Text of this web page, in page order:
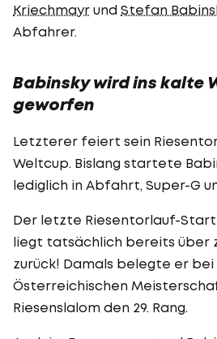
Kriechmayr und Stefan
Abfahrer.
Babinsky wird ins kalte
geworfen
Letzterer feiert sein
Weltcup. Bislang startete
lediglich in Abfahrt, Super-G
Der letzte Riesentorlauf-Start
liegt tatsächlich bereits über
zurück! Damals belegte er bei
Österreichischen
Riesenslalom den 29. Rang.